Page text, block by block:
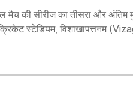
की सीरीज का तीसरा और अंतिम
स्टेडियम, विशाखापत्तनम